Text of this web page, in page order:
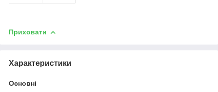
Приховати
Характеристики
Основні